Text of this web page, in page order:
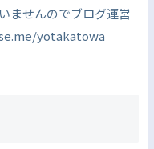
ませんのでブログ運営
yotakatowa